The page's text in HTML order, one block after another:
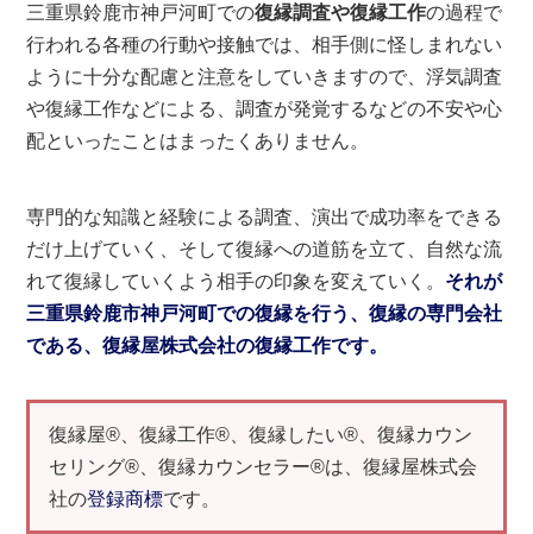
三重県鈴鹿市神戸河町での復縁調査や復縁工作の過程で
行われる各種の行動や接触では、相手側に怪しまれない
ように十分な配慮と注意をしていきますので、浮気調査
や復縁工作などによる、調査が発覚するなどの不安や心
配といったことはまったくありません。
専門的な知識と経験による調査、演出で成功率をできる
だけ上げていく、そして復縁への道筋を立て、自然な流
れて復縁していくよう相手の印象を変えていく。 それが
三重県鈴鹿市神戸河町での復縁を行う、復縁の専門会社
である、復縁屋株式会社の復縁工作です。
復縁屋®、復縁工作®、復縁したい®、復縁カウン
セリング®、復縁カウンセラー®は、復縁屋株式会
社の登録商標です。